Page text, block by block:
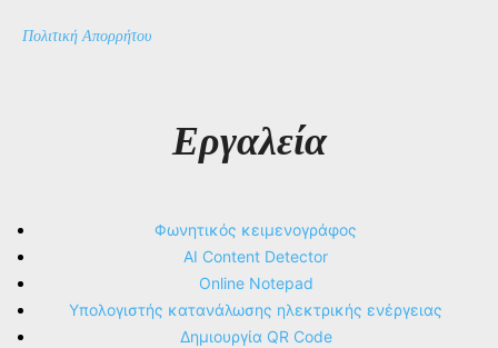
Πολιτική Απορρήτου
Εργαλεία
Φωνητικός κειμενογράφος
AI Content Detector
Online Notepad
Υπολογιστής κατανάλωσης ηλεκτρικής ενέργειας
Δημιουργία QR Code